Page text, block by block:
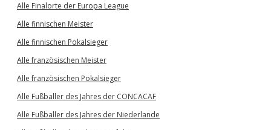
Alle Finalorte der Europa League
Alle finnischen Meister
Alle finnischen Pokalsieger
Alle französischen Meister
Alle französischen Pokalsieger
Alle Fußballer des Jahres der CONCACAF
Alle Fußballer des Jahres der Niederlande